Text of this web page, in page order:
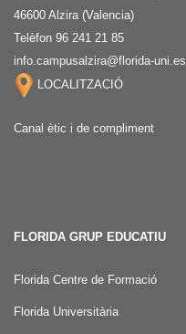
46600 Alzira (Valencia)
Telèfon 96 241 21 85
info.campusalzira@florida-uni.es
LOCALITZACIÓ
Canal ètic i de compliment
FLORIDA GRUP EDUCATIU
Florida Centre de Formació
Florida Universitària